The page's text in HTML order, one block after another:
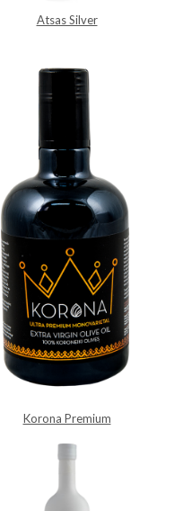
Atsas Silver
Korona Premium